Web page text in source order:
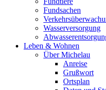
Fundsachen
Wasserversorgung
Leben & Wohnen
Über Michelau
Anreise
Grußwort
Ortsplan